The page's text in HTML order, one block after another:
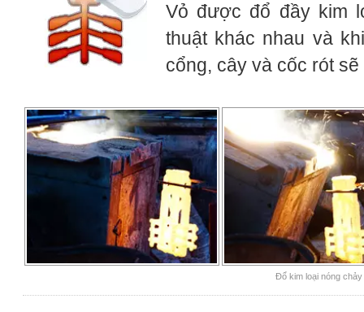
Vỏ được đổ đầy kim
thuật khác nhau và
cổng, cây và cốc rót
Đổ kim loại nóng chảy